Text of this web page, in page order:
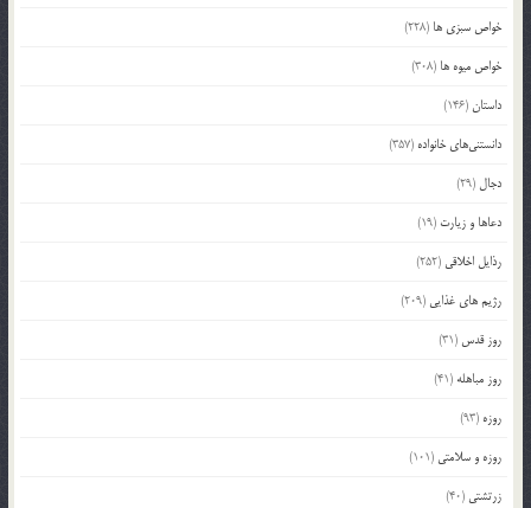
خواص سبزی ها (228)
خواص میوه ها (308)
داستان(146)
دانستنی‌های خانواده (357)
دجال (29)
دعاها و زیارت (19)
رذایل اخلاقی (252)
رژیم های غذایی (209)
روز قدس (31)
روز مباهله (41)
روزه (93)
روزه و سلامتی (101)
زرتشتی (40)